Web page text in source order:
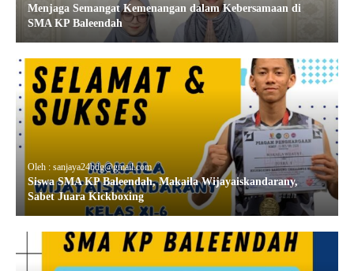
Menjaga Semangat Kemenangan dalam Kebersamaan di
SMA KP Baleendah
Oleh : sanjaya24bdg@gmail.com
Siswa SMA KP Baleendah, Makaila Wijayaiskandarany,
Sabet Juara Kickboxing